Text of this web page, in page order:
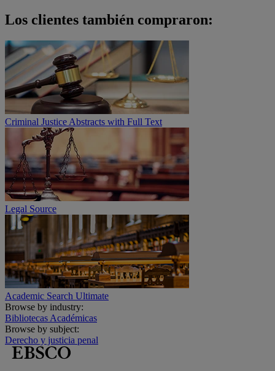
Los clientes también compraron:
Criminal Justice Abstracts with Full Text
Legal Source
Academic Search Ultimate
Browse by industry:
Bibliotecas Académicas
Browse by subject:
Derecho y justicia penal